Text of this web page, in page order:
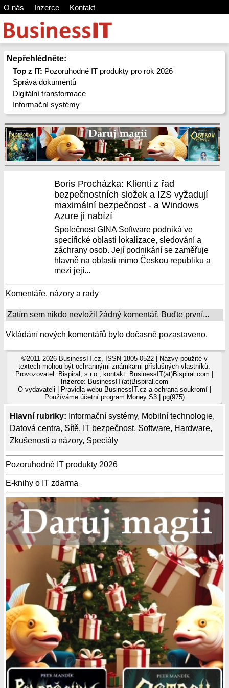
O nás Inzerce Kontakt
Nepřehlédněte:
Top z IT: Pozoruhodné IT produkty pro rok 2026
Správa dokumentů
Digitální transformace
Informační systémy
Hlavní rubriky: Informační systémy, Mobilní technologie,
Datová centra, Sítě, IT bezpečnost, Software, Hardware,
Zkušenosti a názory, Speciály
Pozoruhodné IT produkty 2026
E-knihy o IT zdarma
Boris Procházka: Klienti z řad
bezpečnostních složek a IZS vyžadují
maximální bezpečnost - a Windows
Azure ji nabízí
Společnost GINA Software podniká ve
specifické oblasti lokalizace, sledování a
záchrany osob. Její podnikání se zaměřuje
hlavně na oblasti mimo Českou republiku a
mezi její...
Komentáře, názory a rady
Zatím sem nikdo nevložil žádný komentář. Buďte první...
Vkládání nových komentářů bylo dočasně pozastaveno.
©2011-2026 BusinessIT.cz, ISSN 1805-0522 | Názvy použité v
textech mohou být ochrannými známkami příslušných vlastníků.
Provozovatel: Bispiral, s.r.o., kontakt: BusinessIT(at)Bispiral.com |
Inzerce: BusinessIT(at)Bispiral.com
O vydavateli
Pravidla webu BusinessIT.cz a ochrana soukromí|
Používáme účetní program Money S3| pg(975)